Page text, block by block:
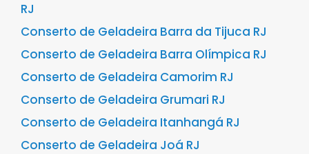
RJ
Conserto de Geladeira Barra da Tijuca RJ
Conserto de Geladeira Barra Olímpica RJ
Conserto de Geladeira Camorim RJ
Conserto de Geladeira Grumari RJ
Conserto de Geladeira Itanhangá RJ
Conserto de Geladeira Joá RJ